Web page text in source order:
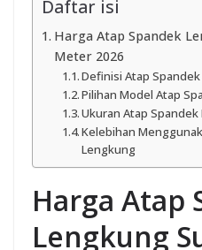
Daftar isi
Harga Atap Spandek
Meter 2026
Definisi Atap
Pilihan Model Atap
Ukuran Atap
Kelebihan
Lengkung
Harga Atap
Lengkung